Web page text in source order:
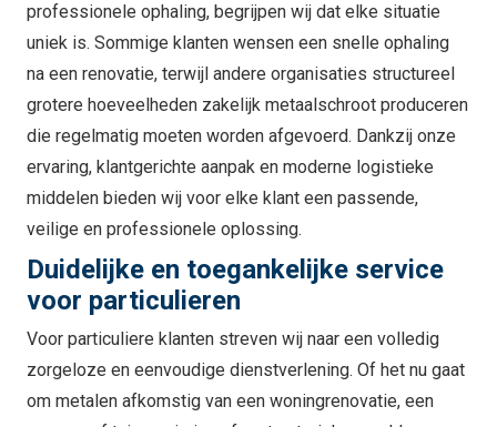
professionele ophaling, begrijpen wij dat elke situatie
uniek is. Sommige klanten wensen een snelle ophaling
na een renovatie, terwijl andere organisaties structureel
grotere hoeveelheden zakelijk metaalschroot produceren
die regelmatig moeten worden afgevoerd. Dankzij onze
ervaring, klantgerichte aanpak en moderne logistieke
middelen bieden wij voor elke klant een passende,
veilige en professionele oplossing.
Duidelijke en toegankelijke service
voor particulieren
Voor particuliere klanten streven wij naar een volledig
zorgeloze en eenvoudige dienstverlening. Of het nu gaat
om metalen afkomstig van een woningrenovatie, een